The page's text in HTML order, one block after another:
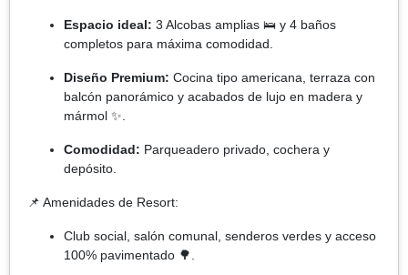
Espacio ideal: 3 Alcobas amplias 🛌 y 4 baños
completos para máxima comodidad.
Diseño Premium: Cocina tipo americana, terraza con
balcón panorámico y acabados de lujo en madera y
mármol ✨.
Comodidad: Parqueadero privado, cochera y
depósito.
📌 Amenidades de Resort:
Club social, salón comunal, senderos verdes y acceso
100% pavimentado 🌳.